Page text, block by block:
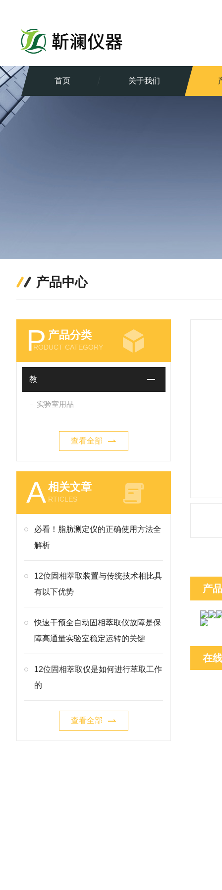
首页 关于我们
产品中心
P 产品分类
RODUCT CATEGORY
教
实验室用品
查看全部
A相关文章
RTICLES
必看！脂肪测定仪的正确使用方法全
解析
12位固相萃取装置与传统技术相比具
有以下优势
快速干预全自动固相萃取仪故障是保
障高通量实验室稳定运转的关键
12位固相萃取仪是如何进行萃取工作
的
查看全部
产
在